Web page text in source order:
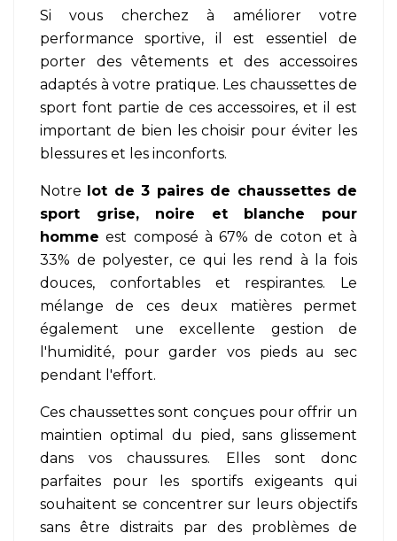
Si vous cherchez à améliorer votre
performance sportive, il est essentiel de
porter des vêtements et des accessoires
adaptés à votre pratique. Les chaussettes de
sport font partie de ces accessoires, et il est
important de bien les choisir pour éviter les
blessures et les inconforts.
Notre
lot de 3 paires de chaussettes de
sport grise, noire et blanche pour
homme est composé à 67% de coton et à
33% de polyester, ce qui les rend à la fois
douces, confortables et respirantes. Le
mélange de ces deux matières permet
également une excellente gestion de
l'humidité, pour garder vos pieds au sec
pendant l'effort.
Ces chaussettes sont conçues pour offrir un
maintien optimal du pied, sans glissement
dans vos chaussures. Elles sont donc
parfaites pour les sportifs exigeants qui
souhaitent se concentrer sur leurs objectifs
sans être distraits par des problèmes de